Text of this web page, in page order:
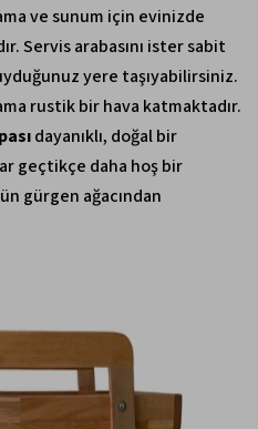
ve sunum için evinizde
Servis arabasını ister sabit
yere taşıyabilirsiniz.
rustik bir hava katmaktadır.
dayanıklı, doğal bir
geçtikçe daha hoş bir
gürgen ağacından